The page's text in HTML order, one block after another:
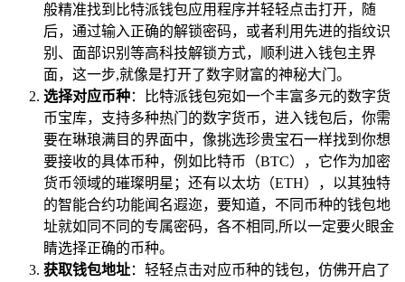
般精准找到比特派钱包应用程序并轻轻点击打开，随
后，通过输入正确的解锁密码，或者利用先进的指纹识
别、面部识别等高科技解锁方式，顺利进入钱包主界
面，这一步,就像是打开了数字财富的神秘大门。
选择对应币种：比特派钱包宛如一个丰富多元的数字货
币宝库，支持多种热门的数字货币，进入钱包后，你需
要在琳琅满目的界面中，像挑选珍贵宝石一样找到你想
要接收的具体币种，例如比特币（BTC），它作为加密
货币领域的璀璨明星；还有以太坊（ETH），以其独特
的智能合约功能闻名遐迩，要知道，不同币种的钱包地
址就如同不同的专属密码，各不相同,所以一定要火眼金
睛选择正确的币种。
获取钱包地址：轻轻点击对应币种的钱包，仿佛开启了